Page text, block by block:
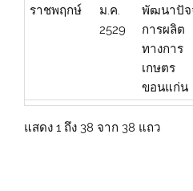
ราชพฤกษ์
ม.ค.
2529
พัฒนาปัจ
การผลิต
ทางการ
เกษตร
ขอนแก่น
แสดง 1 ถึง 38 จาก 38 แถว